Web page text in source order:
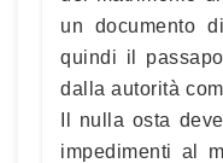
un documento
quindi il
dalla autorità
Il nulla osta
impedimenti al